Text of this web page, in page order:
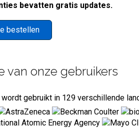
bevatten gratis updates.
bestellen
van onze gebruikers
gebruikt in 129 verschillende